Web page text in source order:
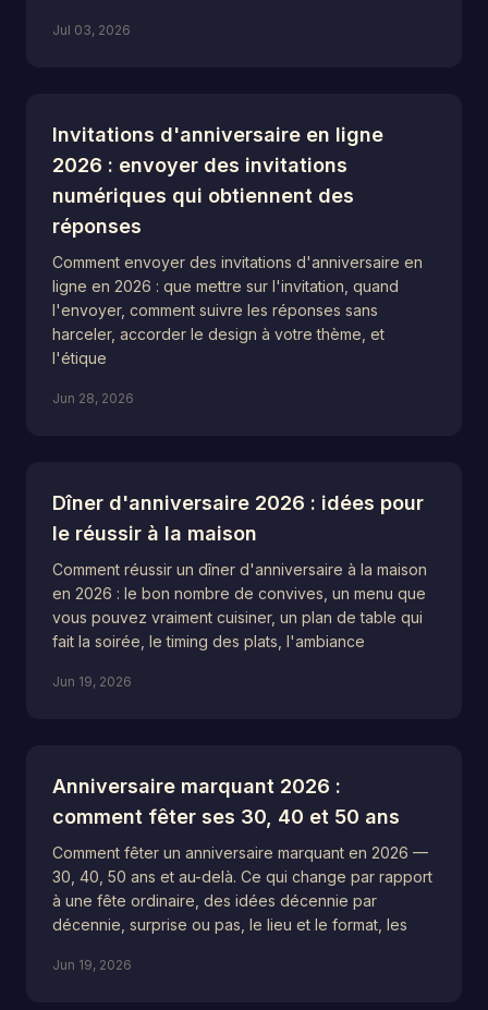
Jul 03, 2026
Invitations d'anniversaire en ligne
2026 : envoyer des invitations
numériques qui obtiennent des
réponses
Comment envoyer des invitations d'anniversaire en
ligne en 2026 : que mettre sur l'invitation, quand
l'envoyer, comment suivre les réponses sans
harceler, accorder le design à votre thème, et
l'étique
Jun 28, 2026
Dîner d'anniversaire 2026 : idées pour
le réussir à la maison
Comment réussir un dîner d'anniversaire à la maison
en 2026 : le bon nombre de convives, un menu que
vous pouvez vraiment cuisiner, un plan de table qui
fait la soirée, le timing des plats, l'ambiance
Jun 19, 2026
Anniversaire marquant 2026 :
comment fêter ses 30, 40 et 50 ans
Comment fêter un anniversaire marquant en 2026 —
30, 40, 50 ans et au-delà. Ce qui change par rapport
à une fête ordinaire, des idées décennie par
décennie, surprise ou pas, le lieu et le format, les
Jun 19, 2026